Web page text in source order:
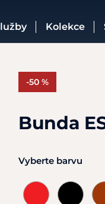
Služby Kolekce
-50 %
Bunda
Vyberte barvu